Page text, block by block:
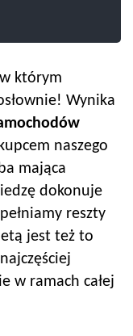
którym
Wynika
naszego
mająca
dokonuje
reszty
jest też to
najczęściej
w ramach całej